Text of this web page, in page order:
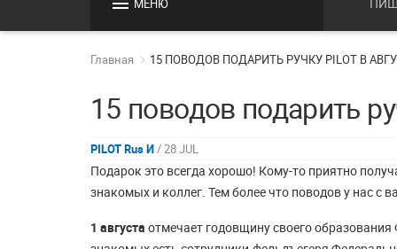
МЕНЮ
Главная 15 ПОВОДОВ ПОДАРИТЬ РУЧКУ PILOT В
15 поводов подарить
PILOT Rus И/ 28 JUL
Подарок это всегда хорошо! Кому-то приятно
знакомых и коллег. Тем более что поводов у нас с
1 августа отмечает годовщину своего